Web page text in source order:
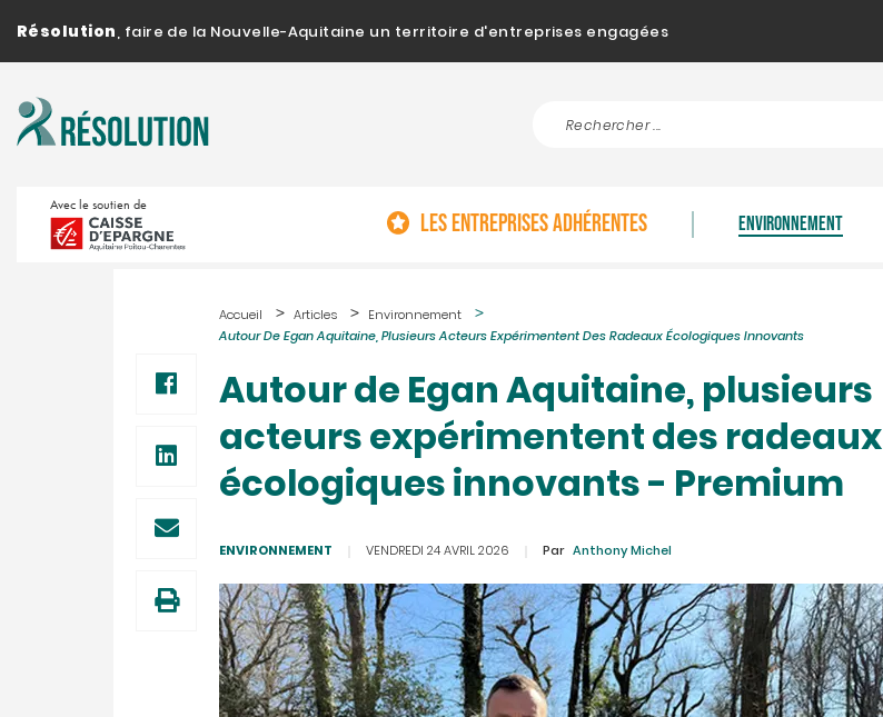
Résolution, faire de la Nouvelle-Aquitaine un territoire d'entreprises engagées
Avec le soutien de
LES ENTREPRISES ADHÉRENTES ENVIRONNEMENT
Accueil Articles
Environnement
Autour De Egan Aquitaine, Plusieurs Acteurs Expérimentent Des Radeaux Écologiques Innovants
Autour de Egan Aquitaine, plusieurs
acteurs expérimentent des radeaux
écologiques innovants - Premium
ENVIRONNEMENT VENDREDI 24 AVRIL 2026 Par Anthony Michel